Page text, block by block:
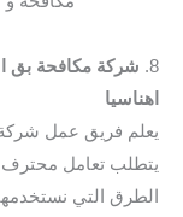
8. شركة مكافحة بق
اهناسيا
يعلم فريق عمل شركة
يتطلب تعامل محترف
الطرق التي